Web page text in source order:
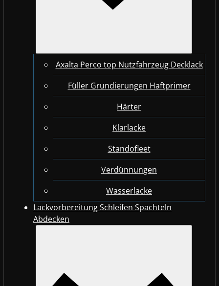
Axalta Perco top Nutzfahrzeug Decklack
Füller Grundierungen Haftprimer
Härter
Klarlacke
Standofleet
Verdünnungen
Wasserlacke
Lackvorbereitung Schleifen Spachteln
Abdecken